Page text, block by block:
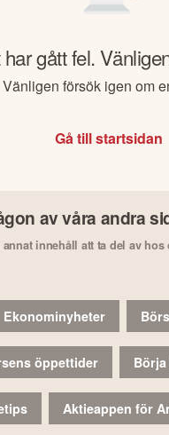
gått fel.
Vänligen försök igen om
Gå till startsidan
av våra andra
innehåll att ta del av
Ekonominyheter
öppettider
Aktieappen för